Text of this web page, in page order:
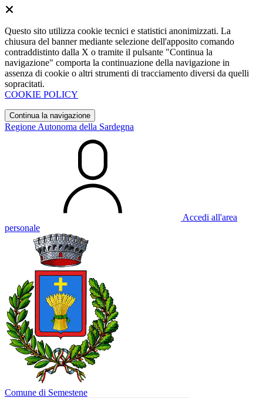
Questo sito utilizza cookie tecnici e statistici anonimizzati. La
chiusura del banner mediante selezione dell'apposito comando
contraddistinto dalla X o tramite il pulsante "Continua la
navigazione" comporta la continuazione della navigazione in
assenza di cookie o altri strumenti di tracciamento diversi da quelli
sopracitati.
COOKIE POLICY
Continua la navigazione
Regione Autonoma della Sardegna
Accedi all'area
personale
Comune di Semestene